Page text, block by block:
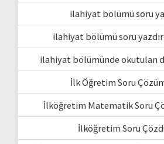
ilahiyat bölümü soru
ilahiyat bölümü soru
ilahiyat bölümünde okutulan
İlk Öğretim Soru
İlköğretim Matematik Soru
İlköğretim Soru